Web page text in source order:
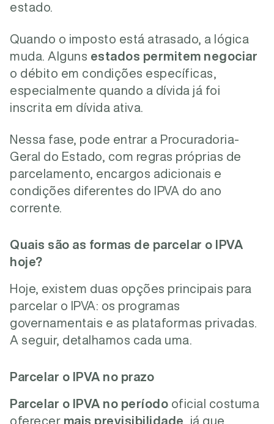
estado.
Quando o imposto está atrasado, a lógica
muda. Alguns estados permitem negociar
o débito em condições específicas,
especialmente quando a dívida já foi
inscrita em dívida ativa.
Nessa fase, pode entrar a Procuradoria-
Geral do Estado, com regras próprias de
parcelamento, encargos adicionais e
condições diferentes do IPVA do ano
corrente.
Quais são as formas de parcelar o IPVA
hoje?
Hoje, existem duas opções principais para
parcelar o IPVA: os programas
governamentais e as plataformas privadas.
A seguir, detalhamos cada uma.
Parcelar o IPVA no prazo
Parcelar o IPVA no período oficial costuma
oferecer mais previsibilidade , já que